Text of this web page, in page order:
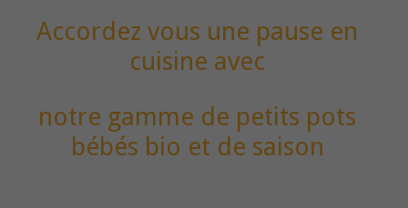
Accordez vous une pause en
cuisine avec
notre gamme de petits pots
bébés bio et de saison